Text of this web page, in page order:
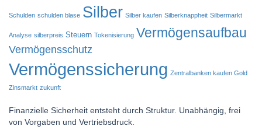
Schulden schulden blase Silber Silber kaufen Silberknappheit Silbermarkt
Analyse silberpreis Steuern Tokenisierung Vermögensaufbau
Vermögensschutz
Vermögenssicherung Zentralbanken kaufen Gold
Zinsmarkt zukunft
Finanzielle Sicherheit entsteht durch Struktur. Unabhängig, frei
von Vorgaben und Vertriebsdruck.